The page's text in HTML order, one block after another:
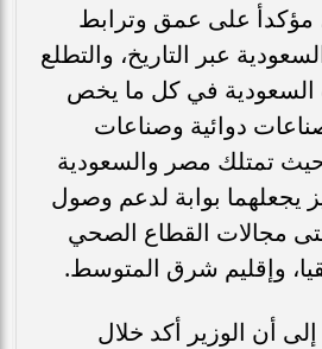
مؤكدأ على عمق وترابط
عبر التاريخ، والتطلع
السعودية في كل ما يخص
دوائية وصناعات
تمتلك مصر والسعودية
يجعلهما بوابة لدعم وصول
مجالات القطاع الصحي
وإقليم شرق المتوسط.
أن الوزير أكد خلال